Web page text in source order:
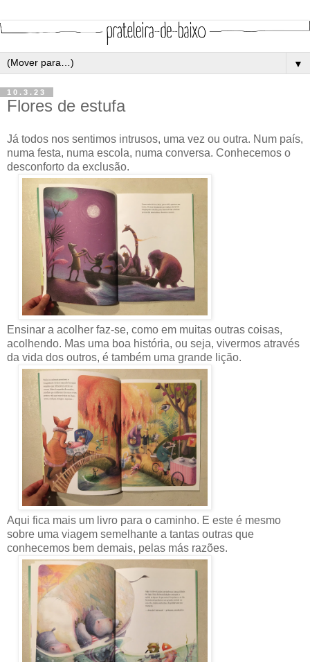
▼
10.3.23
Flores de estufa
Já todos nos sentimos intrusos, uma vez ou outra. Num país,
numa festa, numa escola, numa conversa. Conhecemos o
desconforto da exclusão.
Ensinar a acolher faz-se, como em muitas outras coisas,
acolhendo. Mas uma boa história, ou seja, vivermos através
da vida dos outros, é também uma grande lição.
Aqui fica mais um livro para o caminho. E este é mesmo
sobre uma viagem semelhante a tantas outras que
conhecemos bem demais, pelas más razões.